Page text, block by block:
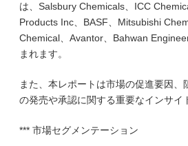
は、Salsbury Chemicals、ICC
Products Inc、BASF、Mitsubishi
Chemical、Avantor、Bahwan
まれます。
また、本レポートは市場の促進要因、
の発売や承認に関する重要なインサイ
*** 市場セグメンテーション